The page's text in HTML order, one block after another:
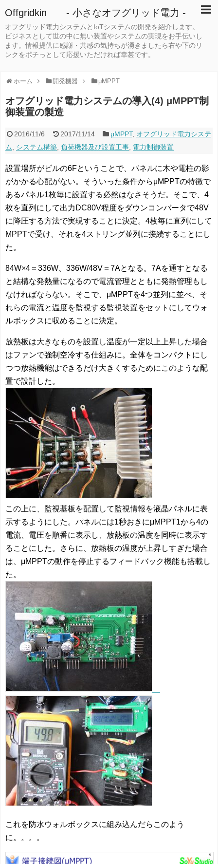
Offgridkin - 小さなオフグリッド電力 -
オフグリッド電力システムとIoTシステムの開発を紹介します。
ビジネスとして世の中に無い装置やシステムの実現をお手伝いし
ます。情報提供に感謝・共感の気持ちが湧きましたら右や下のリ
ンクをポチっとして応援いただければ幸甚です。
ホーム 開発機器 μMPPT
オフグリッド電力システムの導入(4) μMPPT制
御装置の製造
2016/11/6 2017/11/14 μMPPT, オフグリッド電力システ
ム
システム構築 負荷機器及び設置工事 電力制御装置
設置場所がビルの6Fということで、パネルに木や電柱の影
がかかる心配がない。そういった条件からμMPPTの特徴で
あるパネル1枚毎に設置する必然はなさそうだ。そこで、4
枚を直列にして出力DC80V程度をダウンコンバータで48V
に降圧する方法で実現することに決定。4枚毎に直列にして
MPPTで受け、それを4ストリング並列に接続することにし
た。
84W×4＝336W、336W/48V＝7Aとなる。7Aを通すとなる
と結構な発熱量になるので電流管理とともに発熱管理もし
なければならない。そこで、μMPPTを4つ並列に並べ、そ
れらの電流と温度を監視する監視装置をセットにしてウォ
ルボックスに収めることに決定。
放熱板は大きなものを設置し温度が一定以上上昇した場合
はファンで強制空冷する仕組みに。全体をコンパクトにし
つつ放熱機能はできるだけ大きくするためにこのような配
置で設計した。
この上に、監視基板を配置して監視情報を液晶パネルに表
示するようにした。パネルには1秒おきにμMPPT1から4の
電流、電圧を順番に表示し、放熱板の温度を同時に表示す
ることにした。さらに、放熱板の温度が上昇しすぎた場合
は、μMPPTの動作を停止するフィードバック機能も搭載し
た。
これを防水ウォルボックスに組み込んだらこのよう
に。。。。